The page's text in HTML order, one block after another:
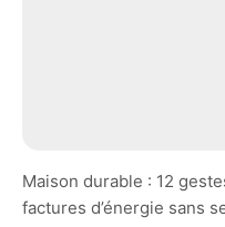
Maison durable : 12
factures d’énergie sans